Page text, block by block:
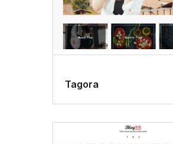
Tagora